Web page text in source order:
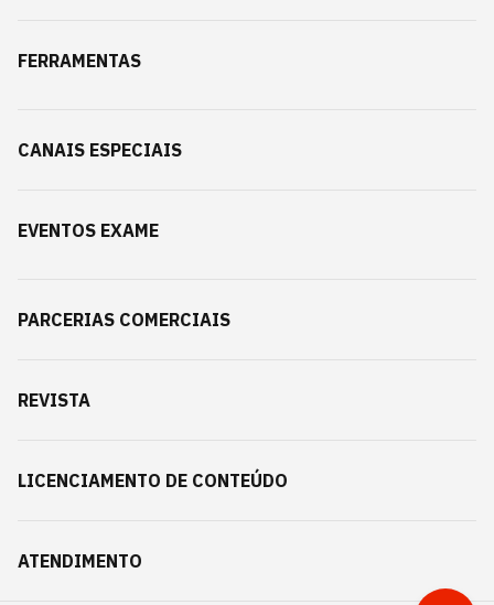
FERRAMENTAS
CANAIS ESPECIAIS
EVENTOS EXAME
PARCERIAS COMERCIAIS
REVISTA
LICENCIAMENTO DE CONTEÚDO
ATENDIMENTO